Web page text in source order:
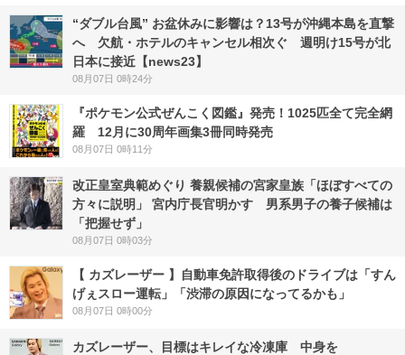
“ダブル台風” お盆休みに影響は？13号が沖縄本島を直撃
へ 欠航・ホテルのキャンセル相次ぐ 週明け15号が北
日本に接近【news23】
08月07日 0時24分
『ポケモン公式ぜんこく図鑑』発売！1025匹全て完全網
羅 12月に30周年画集3冊同時発売
08月07日 0時11分
改正皇室典範めぐり 養親候補の宮家皇族「ほぼすべての
方々に説明」 宮内庁長官明かす 男系男子の養子候補は
「把握せず」
08月07日 0時03分
【 カズレーザー 】自動車免許取得後のドライブは「すん
げぇスロー運転」「渋滞の原因になってるかも」
08月07日 0時00分
カズレーザー、目標はキレイな冷凍庫 中身を